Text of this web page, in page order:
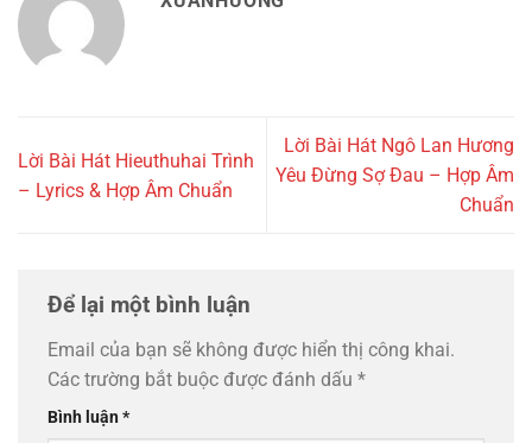
Lời Bài Hát Hieuthuhai Trình
– Lyrics & Hợp Âm Chuẩn
Lời Bài Hát Ngô Lan Hương
Yêu Đừng Sợ Đau – Hợp Âm
Chuẩn
Để lại một bình luận
Email của bạn sẽ không được hiển thị công khai.
Các trường bắt buộc được đánh dấu *
Bình luận*